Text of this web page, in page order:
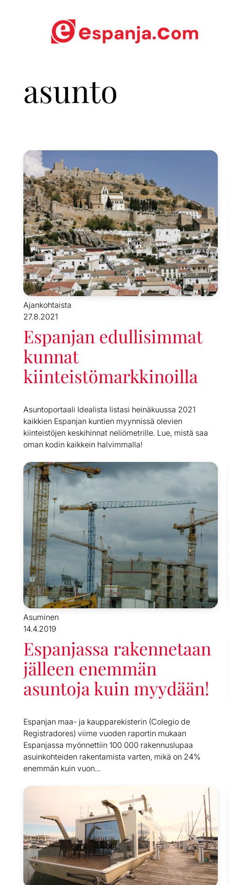
asunto
Ajankohtaista
27.8.2021
Espanjan edullisimmat
kunnat
kiinteistömarkkinoilla
Asuntoportaali Idealista listasi heinäkuussa 2021
kaikkien Espanjan kuntien myynnissä olevien
kiinteistöjen keskihinnat neliömetrille. Lue, mistä saa
oman kodin kaikkein halvimmalla!
Asuminen
14.4.2019
Espanjassa rakennetaan
jälleen enemmän
asuntoja kuin myydään!
Espanjan maa- ja kaupparekisterin (Colegio de
Registradores) viime vuoden raportin mukaan
Espanjassa myönnettiin 100 000 rakennuslupaa
asuinkohteiden rakentamista varten, mikä on 24%
enemmän kuin vuon...